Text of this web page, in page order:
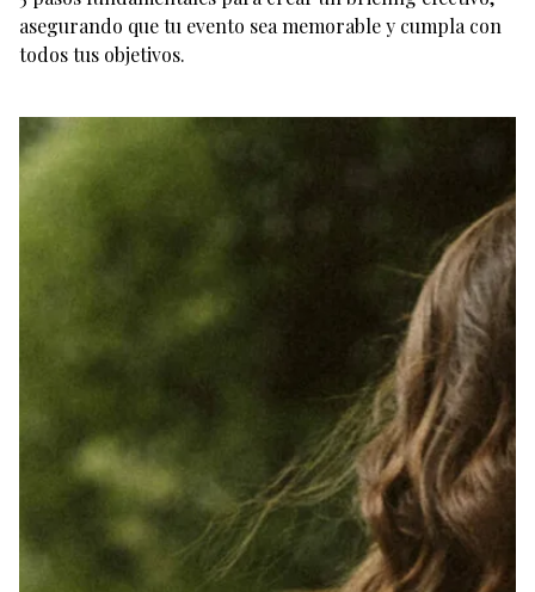
asegurando que tu evento sea memorable y cumpla con
todos tus objetivos.